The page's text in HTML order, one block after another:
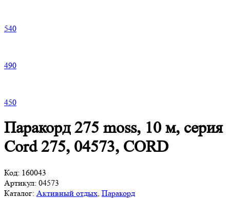
540
490
450
Паракорд 275 moss, 10 м, серия
Cord 275, 04573, CORD
Код: 160043
Артикул: 04573
Каталог: Активный отдых Паракорд